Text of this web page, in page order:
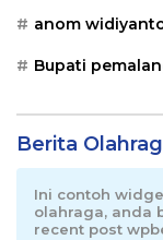
anom
Bupati
Berita
Ini contoh
olahraga, anda
recent post